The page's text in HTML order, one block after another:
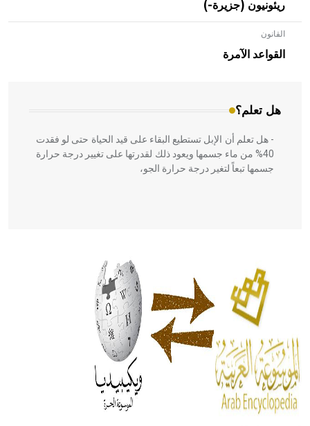
ريئونيون (جزيرة-)
القانون
القواعد الآمرة
هل تعلم؟
- هل تعلم أن الأبلق نوع من الفنون الهندسية التي ارتبطت
بالعمارة الإسلامية في بلاد الشام ومصر خاصة، حيث يحرص
المعمار على بناء مداميكه وخاصة في الواجهات
- هل تعلم أن الإبل تستطيع البقاء على قيد الحياة حتى لو فقدت
40% من ماء جسمها ويعود ذلك لقدرتها على تغيير درجة حرارة
جسمها تبعاً لتغير درجة حرارة الجو،
الحكم، الأدلة، تنظيم التغذية، ورسالته في جروح الرأس. ويعود
له الفضل بأنه حرر الطب من الدين والفلسفة.
- هل تعلم أن المرجان إفراز حيواني يتكون في البحر ويتركب
من مادة كربونات الكلسيوم، وهو أحمر أو شديد الحمرة وهو
أجود أنواعه، ويمتاز بكبر الحجم ويسمى الش